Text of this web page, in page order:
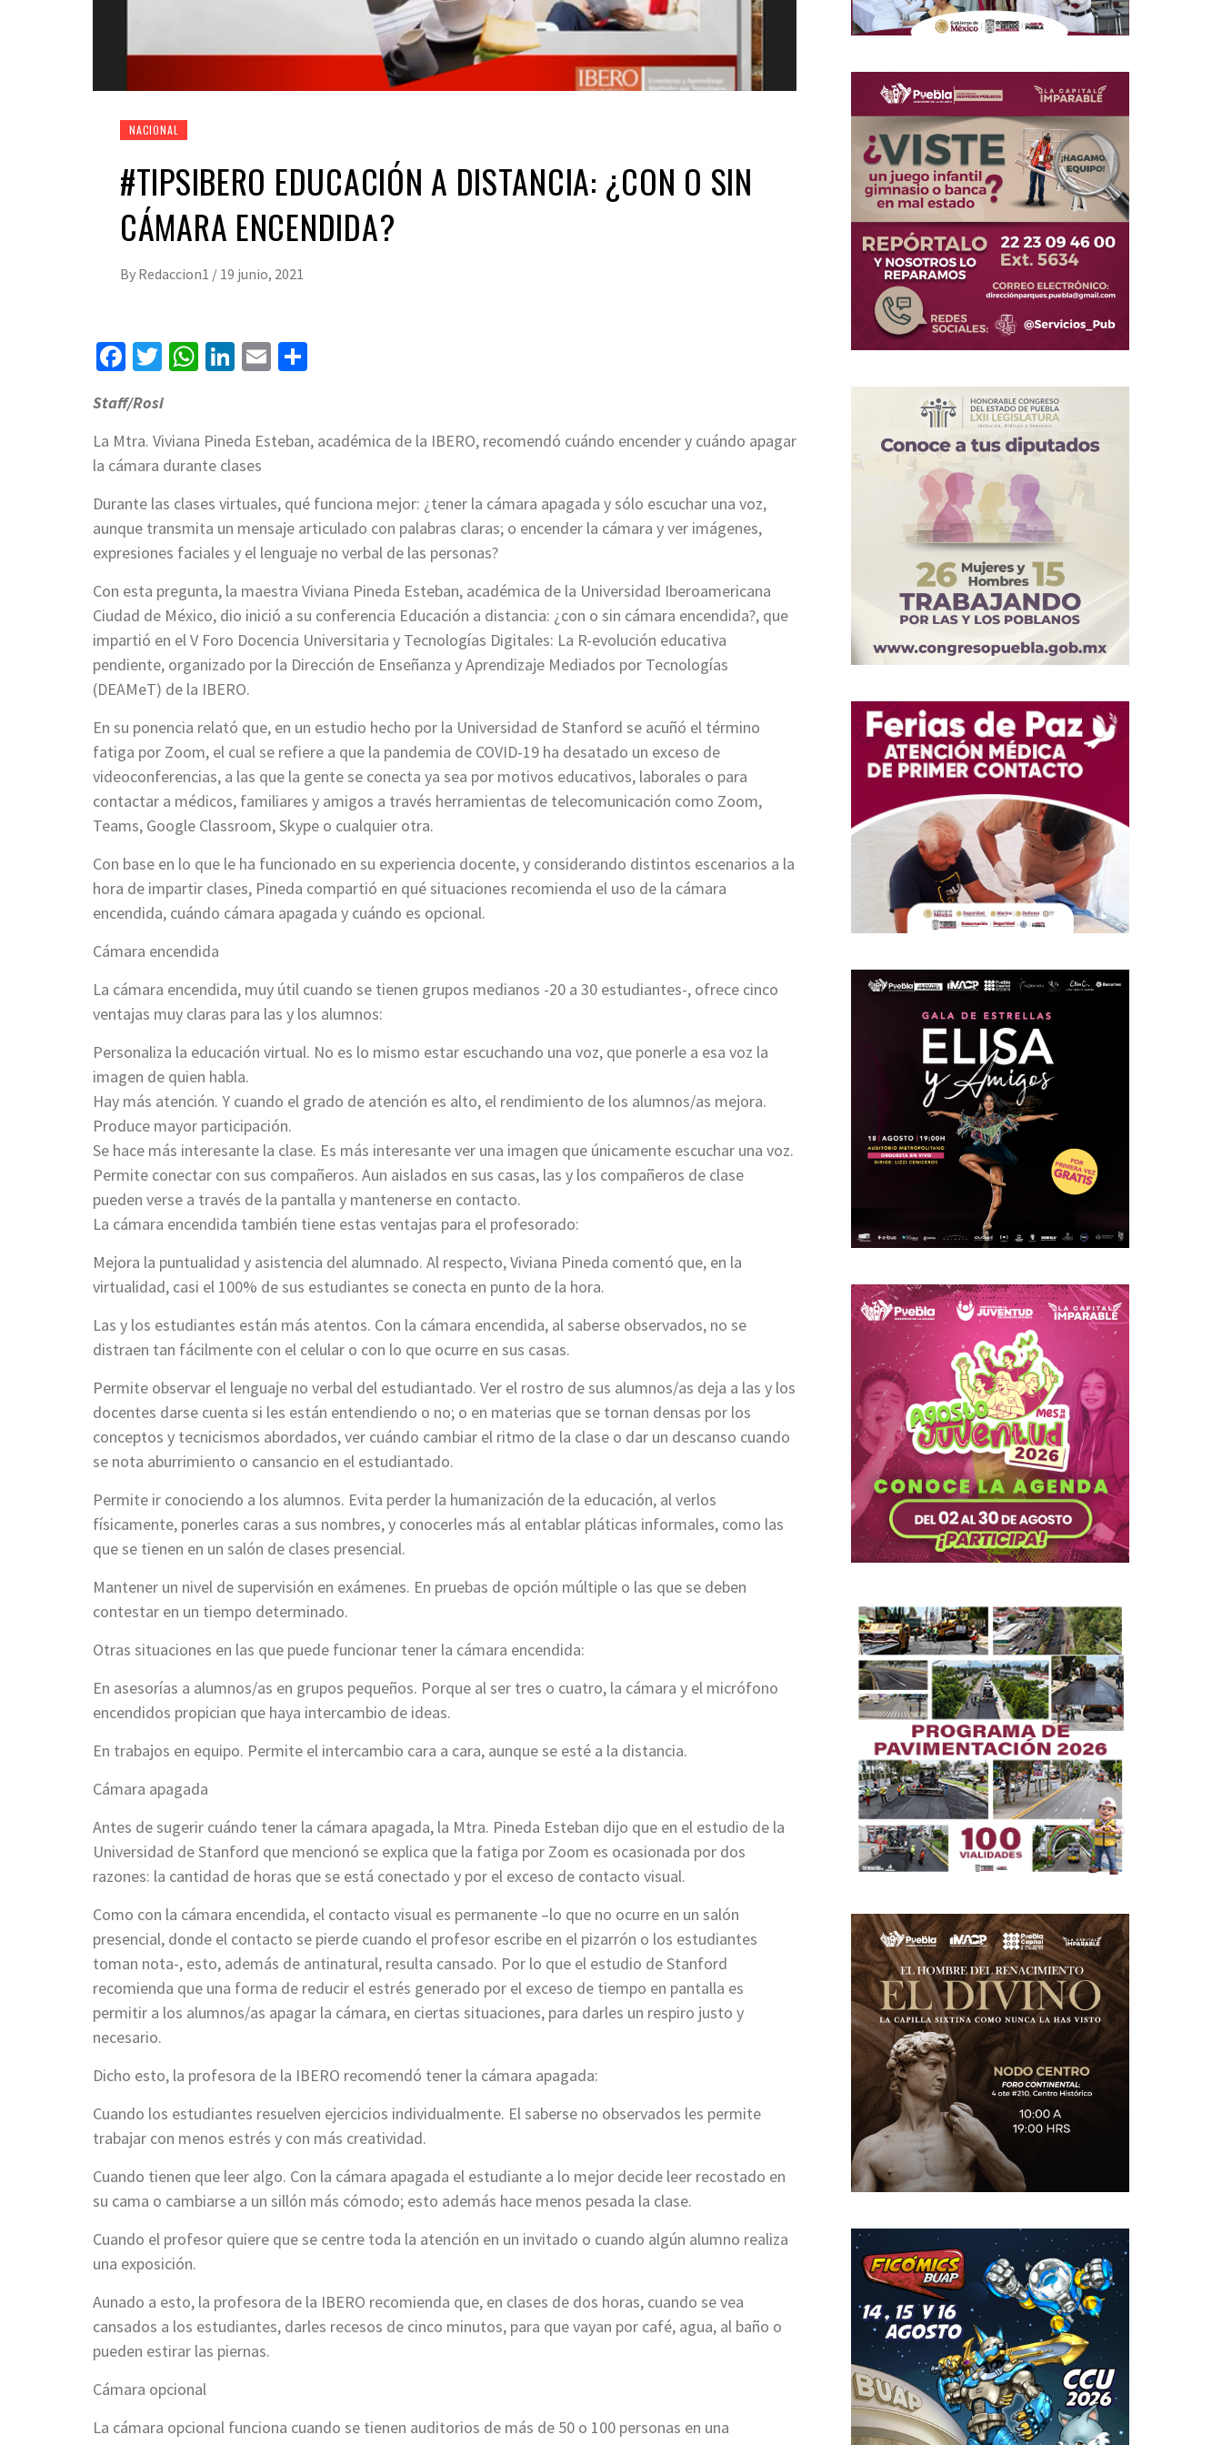
NACIONAL
#TIPSIBERO EDUCACIÓN A DISTANCIA: ¿CON O SIN
CÁMARA ENCENDIDA?
By Redaccion1 / 19 junio, 2021
Facebook
Twitter
WhatsApp
LinkedIn
Email
Staff/Rosi
La Mtra. Viviana Pineda Esteban, académica de la IBERO, recomendó cuándo encender y cuándo apagar
la cámara durante clases
Durante las clases virtuales, qué funciona mejor: ¿tener la cámara apagada y sólo escuchar una voz,
aunque transmita un mensaje articulado con palabras claras; o encender la cámara y ver imágenes,
expresiones faciales y el lenguaje no verbal de las personas?
Con esta pregunta, la maestra Viviana Pineda Esteban, académica de la Universidad Iberoamericana
Ciudad de México, dio inició a su conferencia Educación a distancia: ¿con o sin cámara encendida?, que
impartió en el V Foro Docencia Universitaria y Tecnologías Digitales: La R-evolución educativa
pendiente, organizado por la Dirección de Enseñanza y Aprendizaje Mediados por Tecnologías
(DEAMeT) de la IBERO.
En su ponencia relató que, en un estudio hecho por la Universidad de Stanford se acuñó el término
fatiga por Zoom, el cual se refiere a que la pandemia de COVID-19 ha desatado un exceso de
videoconferencias, a las que la gente se conecta ya sea por motivos educativos, laborales o para
contactar a médicos, familiares y amigos a través herramientas de telecomunicación como Zoom,
Teams, Google Classroom, Skype o cualquier otra.
Con base en lo que le ha funcionado en su experiencia docente, y considerando distintos escenarios a la
hora de impartir clases, Pineda compartió en qué situaciones recomienda el uso de la cámara
encendida, cuándo cámara apagada y cuándo es opcional.
Cámara encendida
La cámara encendida, muy útil cuando se tienen grupos medianos -20 a 30 estudiantes-, ofrece cinco
ventajas muy claras para las y los alumnos:
Personaliza la educación virtual. No es lo mismo estar escuchando una voz, que ponerle a esa voz la
imagen de quien habla.
Hay más atención. Y cuando el grado de atención es alto, el rendimiento de los alumnos/as mejora.
Produce mayor participación.
Se hace más interesante la clase. Es más interesante ver una imagen que únicamente escuchar una voz.
Permite conectar con sus compañeros. Aun aislados en sus casas, las y los compañeros de clase
pueden verse a través de la pantalla y mantenerse en contacto.
La cámara encendida también tiene estas ventajas para el profesorado:
Mejora la puntualidad y asistencia del alumnado. Al respecto, Viviana Pineda comentó que, en la
virtualidad, casi el 100% de sus estudiantes se conecta en punto de la hora.
Las y los estudiantes están más atentos. Con la cámara encendida, al saberse observados, no se
distraen tan fácilmente con el celular o con lo que ocurre en sus casas.
Permite observar el lenguaje no verbal del estudiantado. Ver el rostro de sus alumnos/as deja a las y los
docentes darse cuenta si les están entendiendo o no; o en materias que se tornan densas por los
conceptos y tecnicismos abordados, ver cuándo cambiar el ritmo de la clase o dar un descanso cuando
se nota aburrimiento o cansancio en el estudiantado.
Permite ir conociendo a los alumnos. Evita perder la humanización de la educación, al verlos
físicamente, ponerles caras a sus nombres, y conocerles más al entablar pláticas informales, como las
que se tienen en un salón de clases presencial.
Mantener un nivel de supervisión en exámenes. En pruebas de opción múltiple o las que se deben
contestar en un tiempo determinado.
Otras situaciones en las que puede funcionar tener la cámara encendida:
En asesorías a alumnos/as en grupos pequeños. Porque al ser tres o cuatro, la cámara y el micrófono
encendidos propician que haya intercambio de ideas.
En trabajos en equipo. Permite el intercambio cara a cara, aunque se esté a la distancia.
Cámara apagada
Antes de sugerir cuándo tener la cámara apagada, la Mtra. Pineda Esteban dijo que en el estudio de la
Universidad de Stanford que mencionó se explica que la fatiga por Zoom es ocasionada por dos
razones: la cantidad de horas que se está conectado y por el exceso de contacto visual.
Como con la cámara encendida, el contacto visual es permanente –lo que no ocurre en un salón
presencial, donde el contacto se pierde cuando el profesor escribe en el pizarrón o los estudiantes
toman nota-, esto, además de antinatural, resulta cansado. Por lo que el estudio de Stanford
recomienda que una forma de reducir el estrés generado por el exceso de tiempo en pantalla es
permitir a los alumnos/as apagar la cámara, en ciertas situaciones, para darles un respiro justo y
necesario.
Dicho esto, la profesora de la IBERO recomendó tener la cámara apagada:
Cuando los estudiantes resuelven ejercicios individualmente. El saberse no observados les permite
trabajar con menos estrés y con más creatividad.
Cuando tienen que leer algo. Con la cámara apagada el estudiante a lo mejor decide leer recostado en
su cama o cambiarse a un sillón más cómodo; esto además hace menos pesada la clase.
Cuando el profesor quiere que se centre toda la atención en un invitado o cuando algún alumno realiza
una exposición.
Aunado a esto, la profesora de la IBERO recomienda que, en clases de dos horas, cuando se vea
cansados a los estudiantes, darles recesos de cinco minutos, para que vayan por café, agua, al baño o
pueden estirar las piernas.
Cámara opcional
La cámara opcional funciona cuando se tienen auditorios de más de 50 o 100 personas en una